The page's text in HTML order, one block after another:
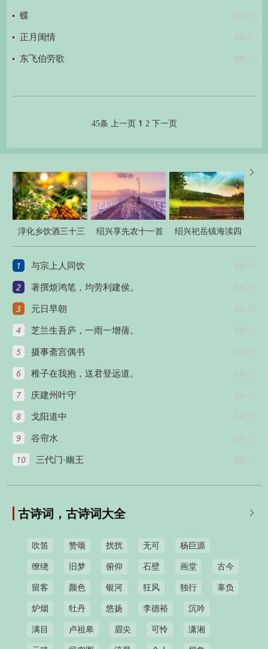
04/21
蝶
04/21
正月闺情
04/21
东飞伯劳歌
45条 上一页 1 2 下一页

淳化乡饮酒三十三
章
绍兴享先农十一首
绍兴祀岳镇海渎四
十三首
1 04/21
与宗上人同饮
2 04/21
著撰烦鸿笔，均劳利建侯。
3 04/21
元日早朝
4 04/21
芝兰生吾庐，一雨一增蒨。
5 04/21
摄事斋宫偶书
6 04/21
稚子在我抱，送君登远道。
7 04/21
庆建州叶守
8 04/21
戈阳道中
9 04/21
谷帘水
10 04/21
三代门·幽王

古诗词，古诗词大全
吹笛 赞颂 扰扰 无可 杨巨源
缭绕 旧梦 俯仰 石壁 画堂 古今
留客 颜色 银河 狂风 独行 辜负
炉烟 牡丹 悠扬 李德裕 沉吟
满目 卢祖皋 眉尖 可怜 潇湘